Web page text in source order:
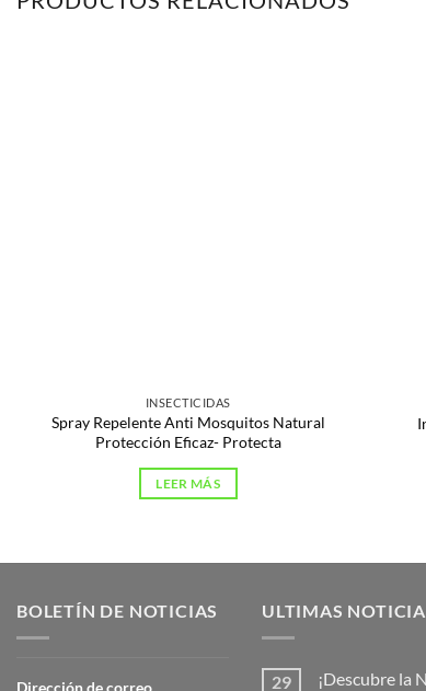
INSECTICIDAS
Spray Repelente Anti Mosquitos Natural
Protección Eficaz- Protecta
LEER MÁS
BOLETÍN DE NOTICIAS
Dirección de correo
ULTIMAS
29
¡Descubre la